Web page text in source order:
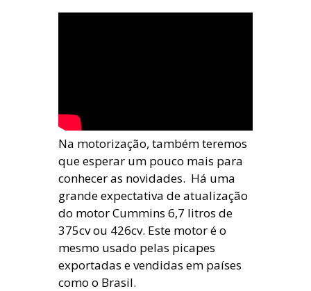
Na motorização, também teremos
que esperar um pouco mais para
conhecer as novidades. Há uma
grande expectativa de atualização
do motor Cummins 6,7 litros de
375cv ou 426cv. Este motor é o
mesmo usado pelas picapes
exportadas e vendidas em países
como o Brasil.